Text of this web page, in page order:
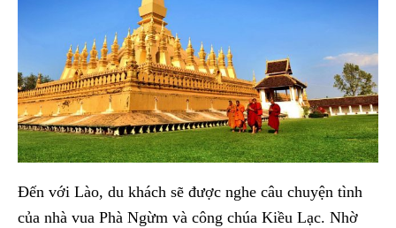
Đến với Lào, du khách sẽ được nghe câu chuyện tình
của nhà vua Phà Ngừm và công chúa Kiều Lạc. Nhờ